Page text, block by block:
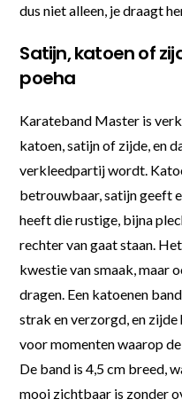
dus niet alleen, je draagt
Satijn, katoen of
poeha
Karateband Master is
katoen, satijn of zijde, en
verkleedpartij wordt.
betrouwbaar, satijn geeft
heeft die rustige, bijna
rechter van gaat staan.
kwestie van smaak, maar
dragen. Een katoenen
strak en verzorgd, en
voor momenten waarop
De band is 4,5 cm breed,
mooi zichtbaar is zonder